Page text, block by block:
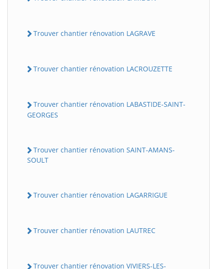
Trouver chantier rénovation LAGRAVE
Trouver chantier rénovation LACROUZETTE
Trouver chantier rénovation LABASTIDE-SAINT-
GEORGES
Trouver chantier rénovation SAINT-AMANS-
SOULT
Trouver chantier rénovation LAGARRIGUE
Trouver chantier rénovation LAUTREC
Trouver chantier rénovation VIVIERS-LES-